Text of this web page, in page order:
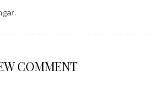
COMMENT